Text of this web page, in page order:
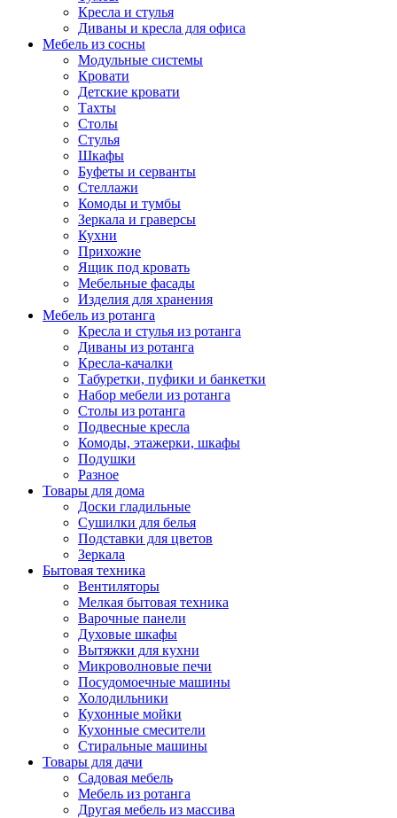
Кресла и стулья
Диваны и кресла для офиса
Мебель из сосны
Модульные системы
Кровати
Детские кровати
Тахты
Столы
Стулья
Шкафы
Буфеты и серванты
Стеллажи
Комоды и тумбы
Зеркала и граверсы
Кухни
Прихожие
Ящик под кровать
Мебельные фасады
Изделия для хранения
Мебель из ротанга
Кресла и стулья из ротанга
Диваны из ротанга
Кресла-качалки
Табуретки, пуфики и банкетки
Набор мебели из ротанга
Столы из ротанга
Подвесные кресла
Комоды, этажерки, шкафы
Подушки
Разное
Товары для дома
Доски гладильные
Сушилки для белья
Подставки для цветов
Зеркала
Бытовая техника
Вентиляторы
Мелкая бытовая техника
Варочные панели
Духовые шкафы
Вытяжки для кухни
Микроволновые печи
Посудомоечные машины
Холодильники
Кухонные мойки
Кухонные смесители
Стиральные машины
Товары для дачи
Садовая мебель
Мебель из ротанга
Другая мебель из массива